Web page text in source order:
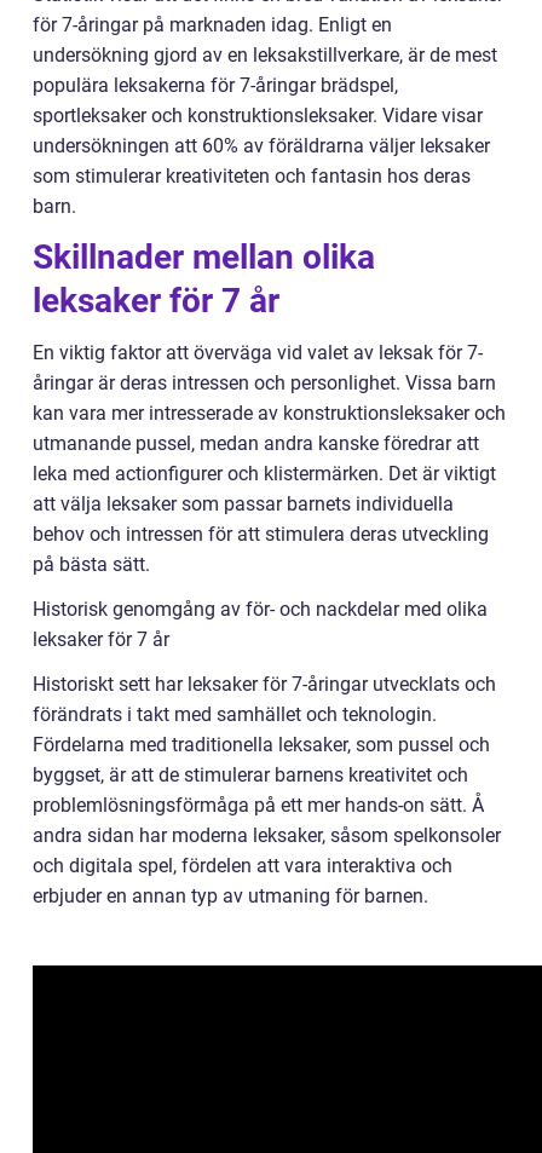
för 7-åringar på marknaden idag. Enligt en
undersökning gjord av en leksakstillverkare, är de mest
populära leksakerna för 7-åringar brädspel,
sportleksaker och konstruktionsleksaker. Vidare visar
undersökningen att 60% av föräldrarna väljer leksaker
som stimulerar kreativiteten och fantasin hos deras
barn.
Skillnader mellan olika
leksaker för 7 år
En viktig faktor att överväga vid valet av leksak för 7-
åringar är deras intressen och personlighet. Vissa barn
kan vara mer intresserade av konstruktionsleksaker och
utmanande pussel, medan andra kanske föredrar att
leka med actionfigurer och klistermärken. Det är viktigt
att välja leksaker som passar barnets individuella
behov och intressen för att stimulera deras utveckling
på bästa sätt.
Historisk genomgång av för- och nackdelar med olika
leksaker för 7 år
Historiskt sett har leksaker för 7-åringar utvecklats och
förändrats i takt med samhället och teknologin.
Fördelarna med traditionella leksaker, som pussel och
byggset, är att de stimulerar barnens kreativitet och
problemlösningsförmåga på ett mer hands-on sätt. Å
andra sidan har moderna leksaker, såsom spelkonsoler
och digitala spel, fördelen att vara interaktiva och
erbjuder en annan typ av utmaning för barnen.